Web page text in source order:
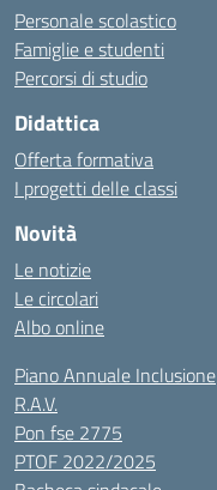
Personale scolastico
Famiglie e studenti
Percorsi di studio
Didattica
Offerta formativa
I progetti delle classi
Novità
Le notizie
Le circolari
Albo online
Piano Annuale Inclusione
R.A.V.
Pon fse 2775
PTOF 2022/2025